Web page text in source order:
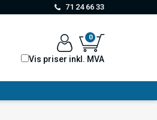
71 24 66 33
0
Vis priser inkl. MVA